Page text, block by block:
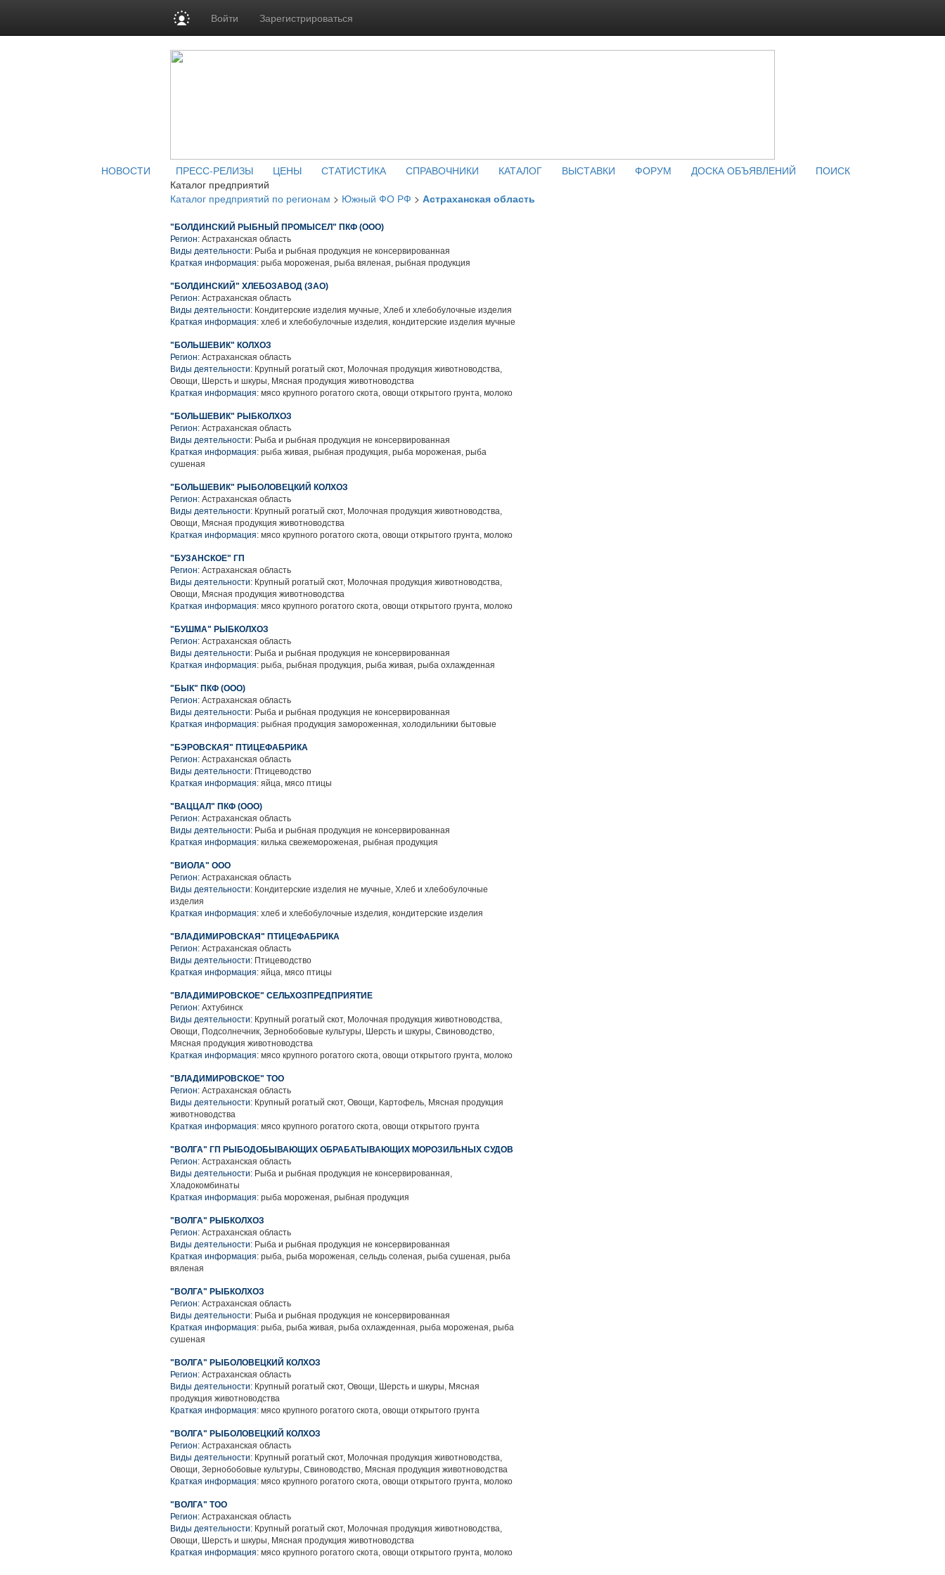
Войти Зарегистрироваться
НОВОСТИ ПРЕСС-РЕЛИЗЫ ЦЕНЫ СТАТИСТИКА СПРАВОЧНИКИ КАТАЛОГ ВЫСТАВКИ ФОРУМ ДОСКА ОБЪЯВЛЕНИЙ
ПОИСК
Каталог предприятий
Каталог предприятий по регионам > Южный ФО РФ > Астраханская область
"БОЛДИНСКИЙ РЫБНЫЙ ПРОМЫСЕЛ" ПКФ (ООО)
Регион: Астраханская область
Виды деятельности: Рыба и рыбная продукция не консервированная
Краткая информация: рыба мороженая, рыба вяленая, рыбная продукция
"БОЛДИНСКИЙ" ХЛЕБОЗАВОД (ЗАО)
Регион: Астраханская область
Виды деятельности: Кондитерские изделия мучные, Хлеб и хлебобулочные изделия
Краткая информация: хлеб и хлебобулочные изделия, кондитерские изделия мучные
"БОЛЬШЕВИК" КОЛХОЗ
Регион: Астраханская область
Виды деятельности: Крупный рогатый скот, Молочная продукция животноводства,
Овощи, Шерсть и шкуры, Мясная продукция животноводства
Краткая информация: мясо крупного рогатого скота, овощи открытого грунта, молоко
"БОЛЬШЕВИК" РЫБКОЛХОЗ
Регион: Астраханская область
Виды деятельности: Рыба и рыбная продукция не консервированная
Краткая информация: рыба живая, рыбная продукция, рыба мороженая, рыба
сушеная
"БОЛЬШЕВИК" РЫБОЛОВЕЦКИЙ КОЛХОЗ
Регион: Астраханская область
Виды деятельности: Крупный рогатый скот, Молочная продукция животноводства,
Овощи, Мясная продукция животноводства
Краткая информация: мясо крупного рогатого скота, овощи открытого грунта, молоко
"БУЗАНСКОЕ" ГП
Регион: Астраханская область
Виды деятельности: Крупный рогатый скот, Молочная продукция животноводства,
Овощи, Мясная продукция животноводства
Краткая информация: мясо крупного рогатого скота, овощи открытого грунта, молоко
"БУШМА" РЫБКОЛХОЗ
Регион: Астраханская область
Виды деятельности: Рыба и рыбная продукция не консервированная
Краткая информация: рыба, рыбная продукция, рыба живая, рыба охлажденная
"БЫК" ПКФ (ООО)
Регион: Астраханская область
Виды деятельности: Рыба и рыбная продукция не консервированная
Краткая информация: рыбная продукция замороженная, холодильники бытовые
"БЭРОВСКАЯ" ПТИЦЕФАБРИКА
Регион: Астраханская область
Виды деятельности: Птицеводство
Краткая информация: яйца, мясо птицы
"ВАЦЦАЛ" ПКФ (ООО)
Регион: Астраханская область
Виды деятельности: Рыба и рыбная продукция не консервированная
Краткая информация: килька свежемороженая, рыбная продукция
"ВИОЛА" ООО
Регион: Астраханская область
Виды деятельности: Кондитерские изделия не мучные, Хлеб и хлебобулочные
изделия
Краткая информация: хлеб и хлебобулочные изделия, кондитерские изделия
"ВЛАДИМИРОВСКАЯ" ПТИЦЕФАБРИКА
Регион: Астраханская область
Виды деятельности: Птицеводство
Краткая информация: яйца, мясо птицы
"ВЛАДИМИРОВСКОЕ" СЕЛЬХОЗПРЕДПРИЯТИЕ
Регион: Ахтубинск
Виды деятельности: Крупный рогатый скот, Молочная продукция животноводства,
Овощи, Подсолнечник, Зернобобовые культуры, Шерсть и шкуры, Свиноводство,
Мясная продукция животноводства
Краткая информация: мясо крупного рогатого скота, овощи открытого грунта, молоко
"ВЛАДИМИРОВСКОЕ" ТОО
Регион: Астраханская область
Виды деятельности: Крупный рогатый скот, Овощи, Картофель, Мясная продукция
животноводства
Краткая информация: мясо крупного рогатого скота, овощи открытого грунта
"ВОЛГА" ГП РЫБОДОБЫВАЮЩИХ ОБРАБАТЫВАЮЩИХ МОРОЗИЛЬНЫХ СУДОВ
Регион: Астраханская область
Виды деятельности: Рыба и рыбная продукция не консервированная,
Хладокомбинаты
Краткая информация: рыба мороженая, рыбная продукция
"ВОЛГА" РЫБКОЛХОЗ
Регион: Астраханская область
Виды деятельности: Рыба и рыбная продукция не консервированная
Краткая информация: рыба, рыба мороженая, сельдь соленая, рыба сушеная, рыба
вяленая
"ВОЛГА" РЫБКОЛХОЗ
Регион: Астраханская область
Виды деятельности: Рыба и рыбная продукция не консервированная
Краткая информация: рыба, рыба живая, рыба охлажденная, рыба мороженая, рыба
сушеная
"ВОЛГА" РЫБОЛОВЕЦКИЙ КОЛХОЗ
Регион: Астраханская область
Виды деятельности: Крупный рогатый скот, Овощи, Шерсть и шкуры, Мясная
продукция животноводства
Краткая информация: мясо крупного рогатого скота, овощи открытого грунта
"ВОЛГА" РЫБОЛОВЕЦКИЙ КОЛХОЗ
Регион: Астраханская область
Виды деятельности: Крупный рогатый скот, Молочная продукция животноводства,
Овощи, Зернобобовые культуры, Свиноводство, Мясная продукция животноводства
Краткая информация: мясо крупного рогатого скота, овощи открытого грунта, молоко
"ВОЛГА" ТОО
Регион: Астраханская область
Виды деятельности: Крупный рогатый скот, Молочная продукция животноводства,
Овощи, Шерсть и шкуры, Мясная продукция животноводства
Краткая информация: мясо крупного рогатого скота, овощи открытого грунта, молоко